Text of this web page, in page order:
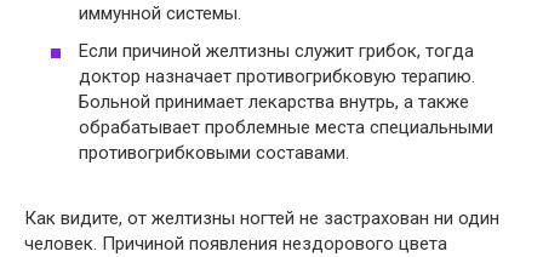
иммунной системы.
Если причиной желтизны служит грибок, тогда
доктор назначает противогрибковую терапию.
Больной принимает лекарства внутрь, а также
обрабатывает проблемные места специальными
противогрибковыми составами.
Как видите, от желтизны ногтей не застрахован ни один
человек. Причиной появления нездорового цвета